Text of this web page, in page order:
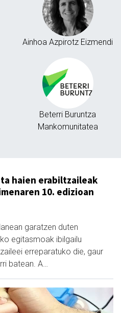
Ainhoa Azpirotz Eizmendi
Beterri Buruntza
Mankomunitatea
haien erabiltzaileak
10. edizioan
garatzen duten
egitasmoak ibilgailu
erreparatuko die, gaur
batean. A…